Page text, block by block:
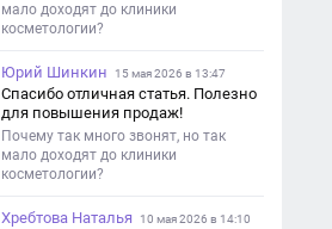
мало доходят до клиники
косметологии?
Юрий Шинкин 15 мая 2026 в 13:47
Спасибо отличная статья. Полезно
для повышения продаж!
Почему так много звонят, но так
мало доходят до клиники
косметологии?
Хребтова Наталья 10 мая 2026 в 14:10